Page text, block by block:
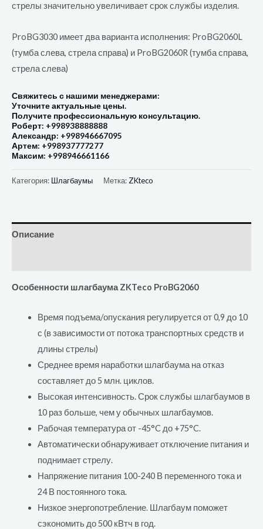
стрелы значительно увеличивает срок службы изделия.
ProBG3030 имеет два варианта исполнения: ProBG2060L
(тумба слева, стрела справа) и ProBG2060R (тумба справа,
стрела слева)
Свяжитесь с нашими менеджерами:
Уточните актуальные цены.
Получите профессиональную консультацию.
Роберт: +998938888888
Александр: +998946667095
Артем: +998937777277
Максим: +998946661166
Категория: Шлагбаумы Метка:ZKteco
Описание
Особенности шлагбаума ZKTeco ProBG2060
Время подъема/опускания регулируется от 0,9 до 10
с (в зависимости от потока транспортных средств и
длины стрелы)
Среднее время наработки шлагбаума на отказ
составляет до 5 млн. циклов.
Высокая интенсивность. Срок службы шлагбаумов в
10 раз больше, чем у обычных шлагбаумов.
Рабочая температура от -45°C до +75°C.
Автоматически обнаруживает отключение питания и
поднимает стрелу.
Напряжение питания 100-240 В переменного тока и
24 В постоянного тока.
Низкое энергопотребление. Шлагбаум поможет
сэкономить до 500 кВтч в год.